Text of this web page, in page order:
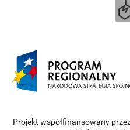
Projekt współfinansowany